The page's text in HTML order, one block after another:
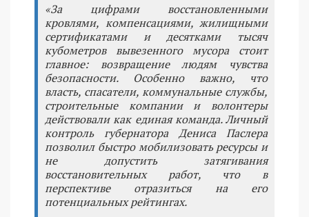
«За цифрами восстановленными
кровлями, компенсациями, жилищными
сертификатами и десятками тысяч
кубометров вывезенного мусора стоит
главное: возвращение людям чувства
безопасности. Особенно важно, что
власть, спасатели, коммунальные службы,
строительные компании и волонтеры
действовали как единая команда. Личный
контроль губернатора Дениса Паслера
позволил быстро мобилизовать ресурсы и
не допустить затягивания
восстановительных работ, что в
перспективе отразиться на его
потенциальных рейтингах.